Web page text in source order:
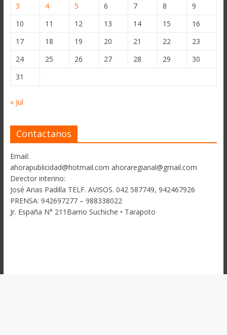
3
4 5 6 7 8
9
10
11 12 13 14 15
16
17
18 19 20 21 22
23
24
25 26 27 28 29
30
31
« Jul
Contactanos
Email:
ahorapublicidad@hotmail.com ahoraregianal@gmail.com
Director interino:
José Arias Padilla TELF. AVISOS. 042 587749, 942467926
PRENSA: 942697277 – 988338022
Jr. España N° 211Barrio Suchiche • Tarapoto